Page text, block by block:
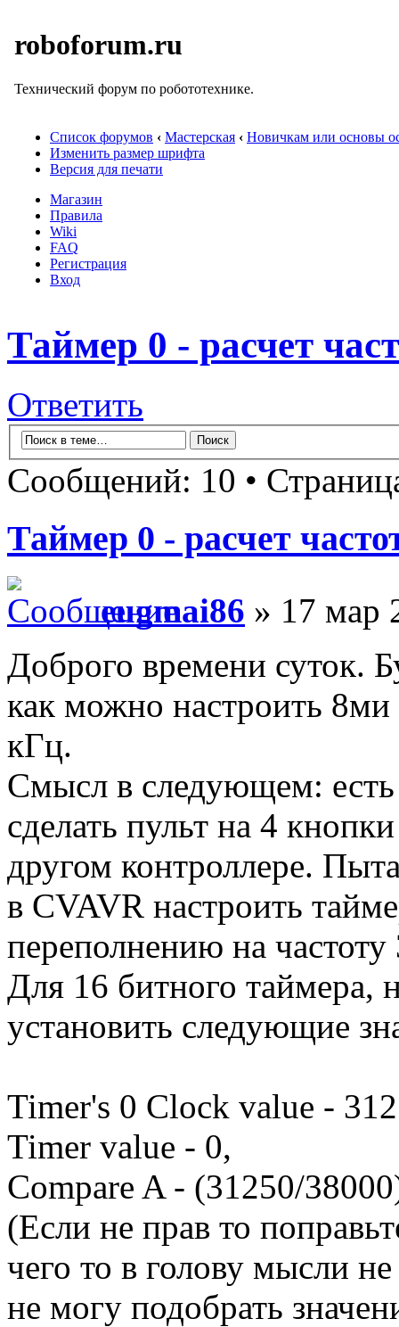
roboforum.ru
Технический форум по робототехнике.
Список форумов ‹ Мастерская ‹ Новичкам или основы
Изменить размер шрифта
Версия для печати
Магазин
Правила
Wiki
FAQ
Регистрация
Вход
Таймер 0 - расчет
Ответить
Сообщений: 10 •
Таймер 0 - расчет
eugmai86 » 17 мар
Доброго времени суток.
как можно настроить
кГц.
Смысл в следующем:
сделать пульт на 4
другом контроллере.
в CVAVR настроить
переполнению на
Для 16 битного таймера,
установить следующие
Timer's 0 Clock value -
Timer value - 0,
Compare A - (31250/
(Если не прав то
чего то в голову мысли
не могу подобрать